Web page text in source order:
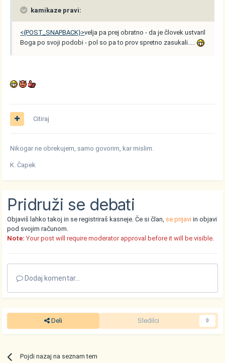
kamikaze pravi:
<{POST_SNAPBACK}>velja pa prej obratno - da je človek ustvaril
Boga po svoji podobi - pol so pa to prov spretno zasukali.....
Citiraj
Nikogar ne obrekujem, samo govorim, kar mislim.
K. Čapek
Pridruži se debati
Objaviš lahko takoj in se registriraš kasneje. Če si član, se prijavi in objavi
pod svojim računom.
Note: Your post will require moderator approval before it will be visible.
Dodaj komentar...
Deli Sledilci 0
Pojdi nazaj na seznam tem